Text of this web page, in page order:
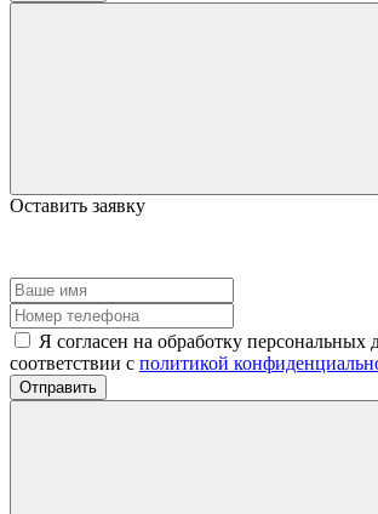
Оставить заявку
Я согласен на обработку персональных
соответствии с политикой
Отправить